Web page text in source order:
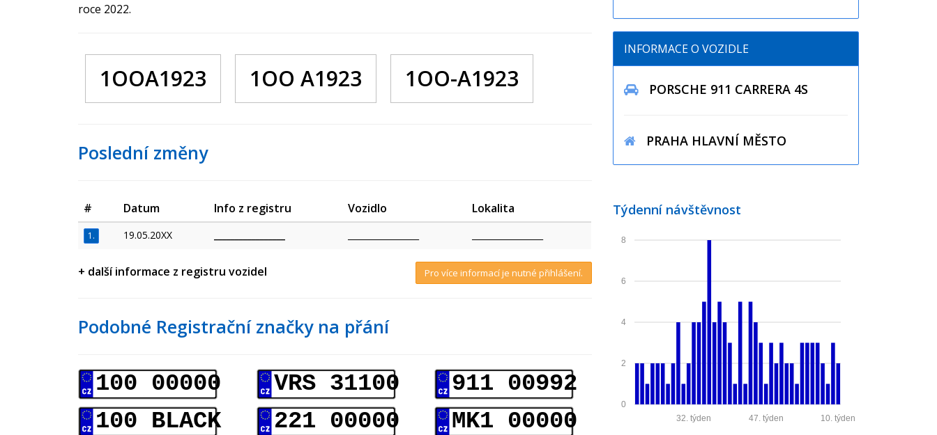
roce 2022.
1OOA1923 1OO A1923 1OO-A1923
Poslední změny
# Datum Info z registru Vozidlo Lokalita
1. 19.05.20XX
+ další informace z registru vozidel Pro více informací je nutné přihlášení.
Podobné Registrační značky na přání
100 00000 VRS 31100
911 00992
100 BLACK
221 00000
MK1 00000
INFORMACE O VOZIDLE
PORSCHE 911 CARRERA 4S
PRAHA HLAVNÍ MĚSTO
Týdenní návštěvnost
0
2
4
6
8
10. týden
47. týden
32. týden